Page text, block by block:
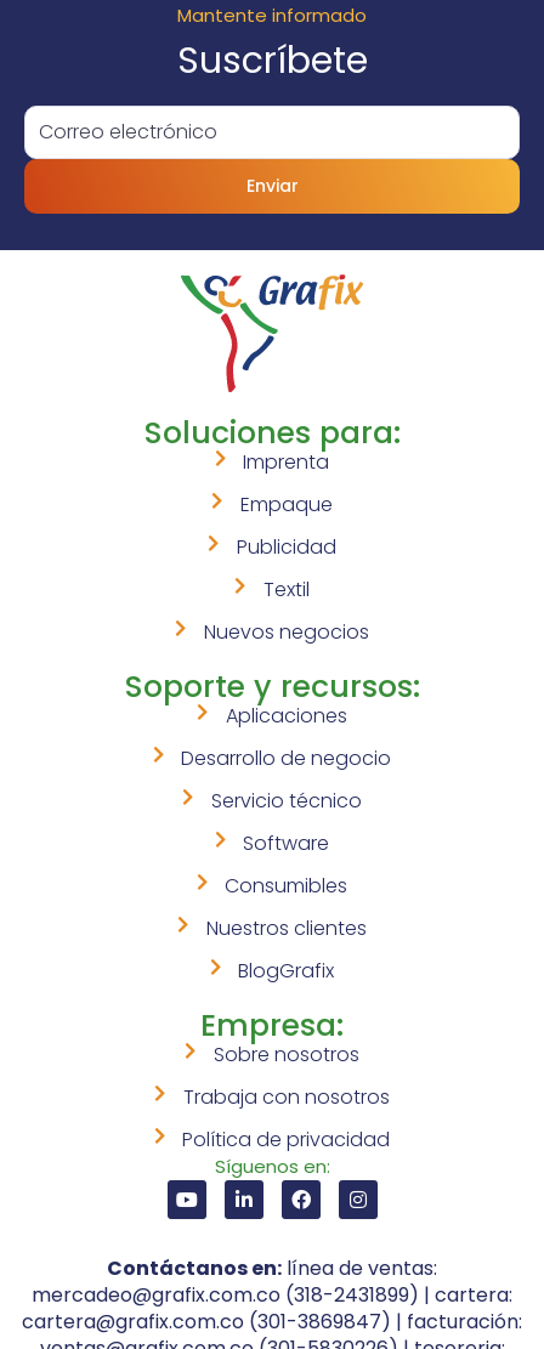
Mantente informado
Suscríbete
Enviar
Soluciones para:
Imprenta
Empaque
Publicidad
Textil
Nuevos negocios
Soporte y recursos:
Aplicaciones
Desarrollo de negocio
Servicio técnico
Software
Consumibles
Nuestros clientes
BlogGrafix
Empresa:
Sobre nosotros
Trabaja con nosotros
Política de privacidad
Síguenos en:
Contáctanos en: línea de ventas:
mercadeo@grafix.com.co (318-2431899) | cartera:
cartera@grafix.com.co (301-3869847) | facturación: